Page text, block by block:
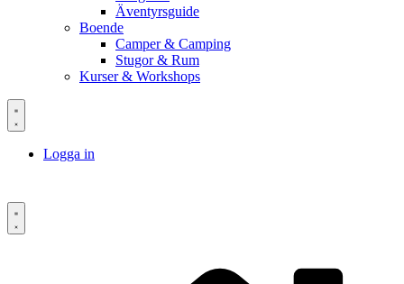
Äventyrsguide
Boende
Camper & Camping
Stugor & Rum
Kurser & Workshops
Logga in